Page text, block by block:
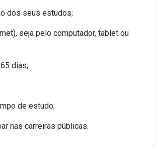
dos seus estudos;
seja pelo computador, tablet ou
dias;
de estudo;
nas carreiras públicas.